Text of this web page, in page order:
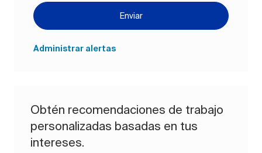
Enviar
Administrar alertas
Obtén recomendaciones de trabajo
personalizadas basadas en tus
intereses.